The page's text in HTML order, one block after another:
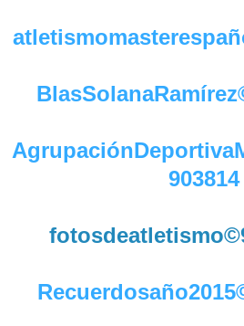
903814